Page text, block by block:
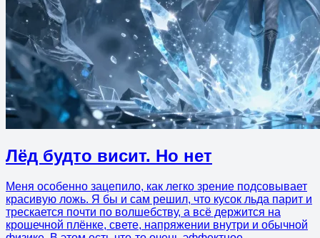
Лёд будто висит. Но нет
Меня особенно зацепило, как легко зрение подсовывает
красивую ложь. Я бы и сам решил, что кусок льда парит и
трескается почти по волшебству, а всё держится на
крошечной плёнке, свете, напряжении внутри и обычной